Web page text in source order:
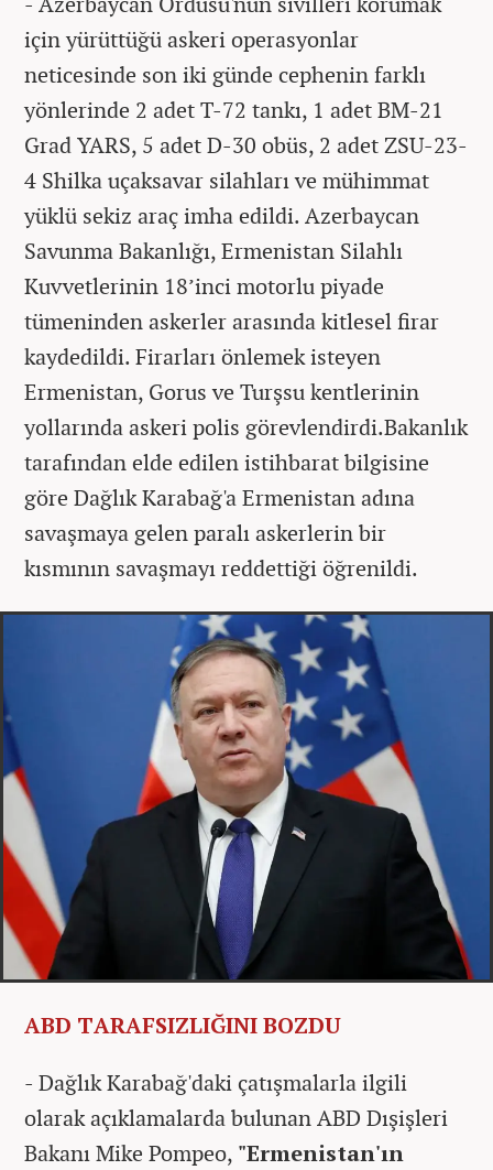
için yürüttüğü askeri operasyonlar
neticesinde son iki günde cephenin farklı
yönlerinde 2 adet T-72 tankı, 1 adet BM-21
Grad YARS, 5 adet D-30 obüs, 2 adet ZSU-23-
4 Shilka uçaksavar silahları ve mühimmat
yüklü sekiz araç imha edildi. Azerbaycan
Savunma Bakanlığı, Ermenistan Silahlı
Kuvvetlerinin 18’inci motorlu piyade
tümeninden askerler arasında kitlesel firar
kaydedildi. Firarları önlemek isteyen
Ermenistan, Gorus ve Turşsu kentlerinin
yollarında askeri polis görevlendirdi.Bakanlık
tarafından elde edilen istihbarat bilgisine
göre Dağlık Karabağ'a Ermenistan adına
savaşmaya gelen paralı askerlerin bir
kısmının savaşmayı reddettiği öğrenildi.
ABD TARAFSIZLIĞINI BOZDU
- Dağlık Karabağ'daki çatışmalarla ilgili
olarak açıklamalarda bulunan ABD Dışişleri
Bakanı Mike Pompeo, "Ermenistan'ın